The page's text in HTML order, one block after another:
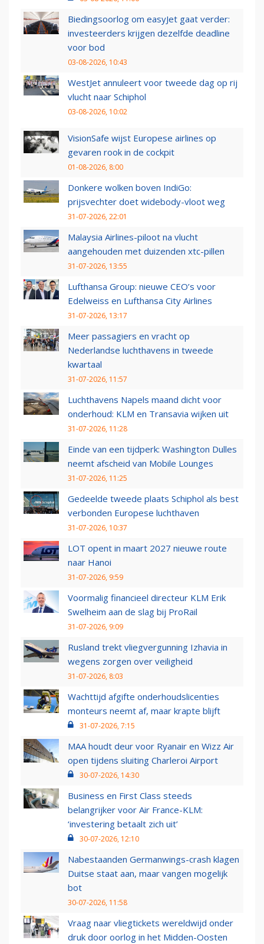
Biedingsoorlog om easyJet gaat verder:
investeerders krijgen dezelfde deadline
voor bod
03-08-2026, 10:43
WestJet annuleert voor tweede dag op rij
vlucht naar Schiphol
03-08-2026, 10:02
VisionSafe wijst Europese airlines op
gevaren rook in de cockpit
01-08-2026, 8:00
Donkere wolken boven IndiGo:
prijsvechter doet widebody-vloot weg
31-07-2026, 22:01
Malaysia Airlines-piloot na vlucht
aangehouden met duizenden xtc-pillen
31-07-2026, 13:55
Lufthansa Group: nieuwe CEO’s voor
Edelweiss en Lufthansa City Airlines
31-07-2026, 13:17
Meer passagiers en vracht op
Nederlandse luchthavens in tweede
kwartaal
31-07-2026, 11:57
Luchthavens Napels maand dicht voor
onderhoud: KLM en Transavia wijken uit
31-07-2026, 11:28
Einde van een tijdperk: Washington Dulles
neemt afscheid van Mobile Lounges
31-07-2026, 11:25
Gedeelde tweede plaats Schiphol als best
verbonden Europese luchthaven
31-07-2026, 10:37
LOT opent in maart 2027 nieuwe route
naar Hanoi
31-07-2026, 9:59
Voormalig financieel directeur KLM Erik
Swelheim aan de slag bij ProRail
31-07-2026, 9:09
Rusland trekt vliegvergunning Izhavia in
wegens zorgen over veiligheid
31-07-2026, 8:03
Wachttijd afgifte onderhoudslicenties
monteurs neemt af, maar krapte blijft
31-07-2026, 7:15
MAA houdt deur voor Ryanair en Wizz Air
open tijdens sluiting Charleroi Airport
30-07-2026, 14:30
Business en First Class steeds
belangrijker voor Air France-KLM:
‘investering betaalt zich uit’
30-07-2026, 12:10
Nabestaanden Germanwings-crash klagen
Duitse staat aan, maar vangen mogelijk
bot
30-07-2026, 11:58
Vraag naar vliegtickets wereldwijd onder
druk door oorlog in het Midden-Oosten